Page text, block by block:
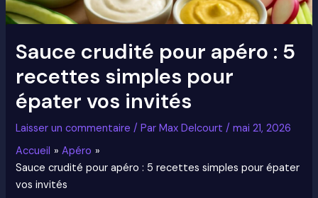
Sauce crudité pour apéro : 5
recettes simples pour
épater vos invités
Laisser un commentaire / ParMax Delcourt/mai 21, 2026
Accueil
Apéro
Sauce crudité pour apéro : 5 recettes simples pour épater
vos invités